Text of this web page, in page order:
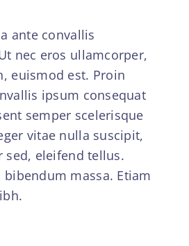
ante convallis
nec eros ullamcorper,
euismod est. Proin
ipsum consequat
semper scelerisque
vitae nulla suscipit,
eleifend tellus.
bibendum massa. Etiam